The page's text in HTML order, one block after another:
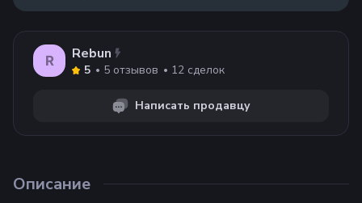
R Rebun
5 5 отзывов 12 сделок
Написать продавцу
Описание